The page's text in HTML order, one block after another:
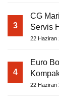
3
CG
Servis
22 Haziran
4
Euro
22 Haziran